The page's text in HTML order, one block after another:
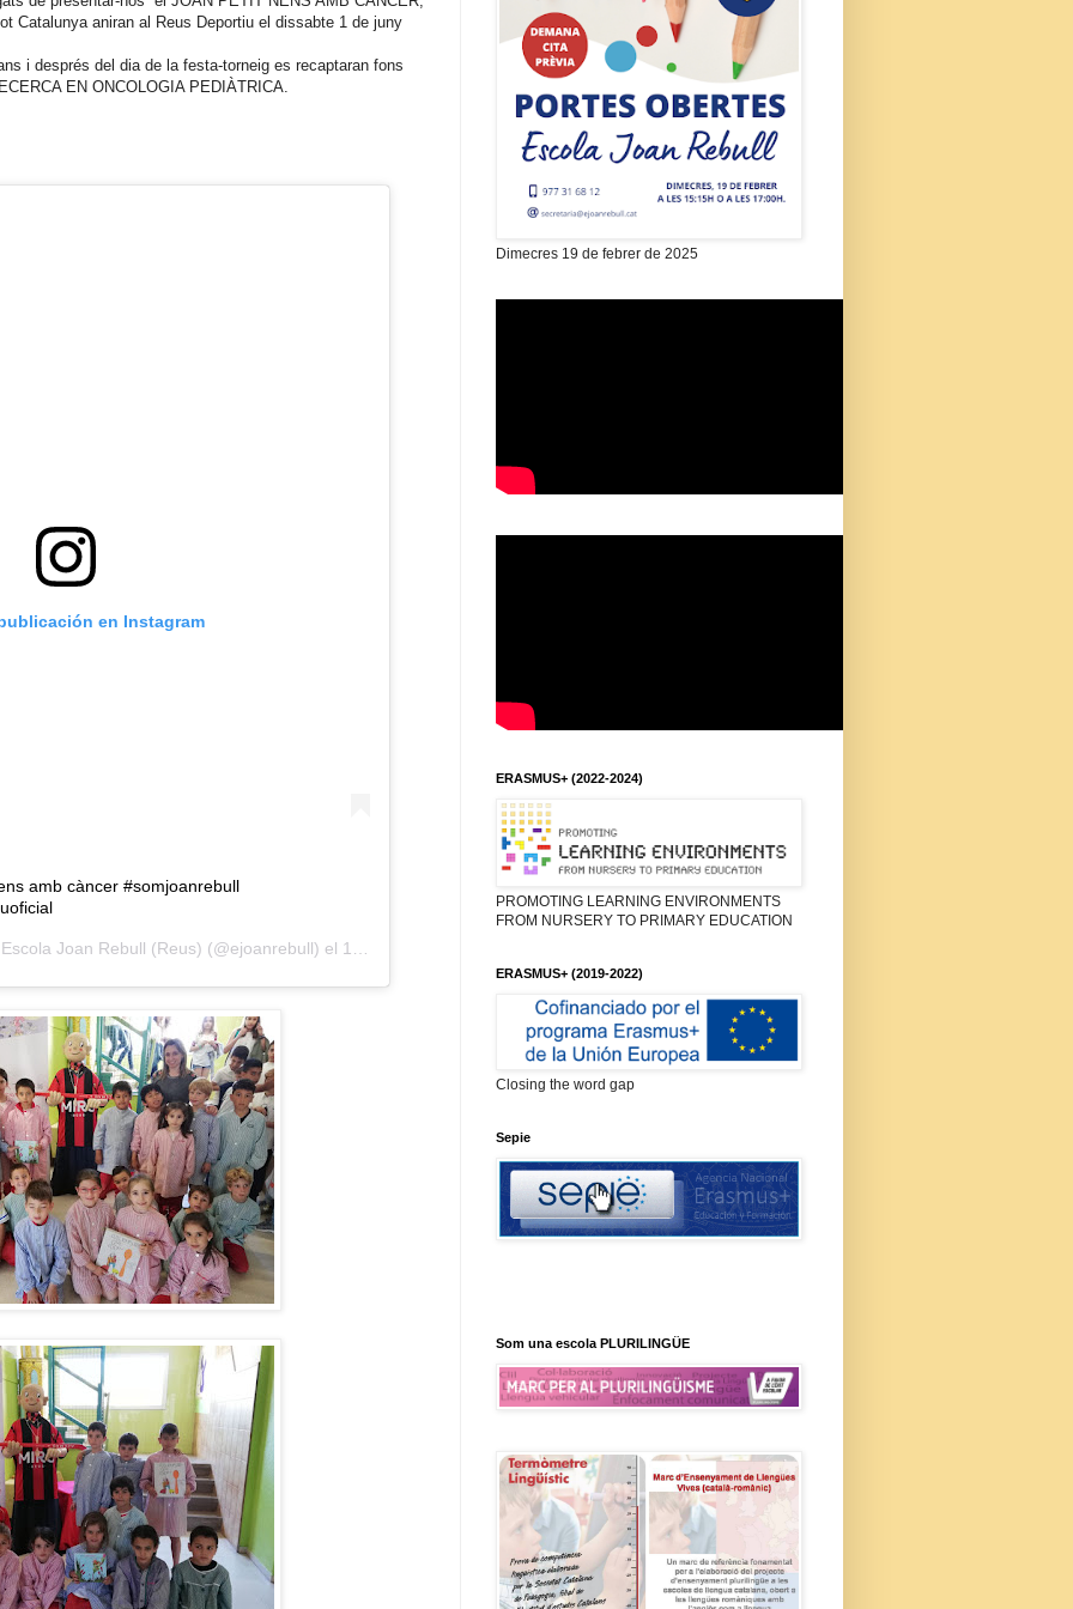
Catalunya aniran al Reus Deportiu el dissabte 1 de juny
i després del dia de la festa-torneig es recaptaran fons
EN ONCOLOGIA PEDIÀTRICA.
en Instagram
amb càncer #somjoanrebull
Escola Joan Rebull (Reus) (@ejoanrebull) el 15 May, 2019 a las 3:22 PDT
Dimecres 19 de febrer de 2025
ERASMUS+ (2022-2024)
PROMOTING LEARNING ENVIRONMENTS
FROM NURSERY TO PRIMARY EDUCATION
ERASMUS+ (2019-2022)
Closing the word gap
Sepie
Som una escola PLURILINGÜE